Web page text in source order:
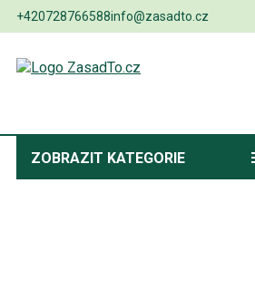
+420728766588info@zasadto.cz
ZOBRAZIT KATEGORIE